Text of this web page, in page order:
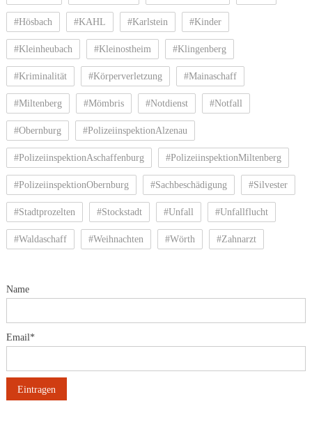
#Hösbach #KAHL #Karlstein #Kinder
#Kleinheubach #Kleinostheim #Klingenberg
#Kriminalität #Körperverletzung #Mainaschaff
#Miltenberg #Mömbris #Notdienst #Notfall
#Obernburg #PolizeiinspektionAlzenau
#PolizeiinspektionAschaffenburg #PolizeiinspektionMiltenberg
#PolizeiinspektionObernburg #Sachbeschädigung #Silvester
#Stadtprozelten #Stockstadt #Unfall #Unfallflucht
#Waldaschaff #Weihnachten #Wörth #Zahnarzt
Name
Email*